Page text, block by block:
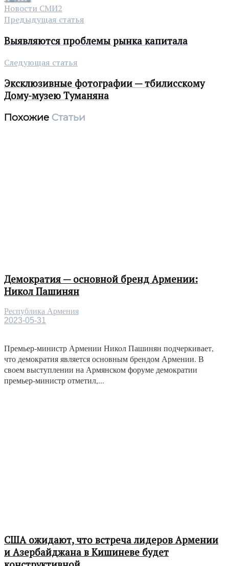
Новости СМИ2
Предыдущая статья
Выявляются проблемы рынка капитала
Следующая статья
Эксклюзивные фотографии — тбилисскому
Дому-музею Туманяна
Похожие Статьи
Демократия — основной бренд Армении:
Никол Пашинян
Республика Армения
2023-05-31
Премьер-министр Армении Никол Пашинян подчеркивает,
что демократия является основным брендом Армении. В
своем выступлении на Армянском форуме демократии
премьер-министр отметил,...
США ожидают, что встреча лидеров Армении
и Азербайджана в Кишиневе будет